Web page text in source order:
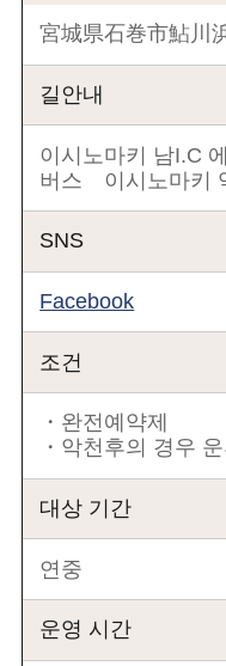
宮城県石巻市鮎川
길안내
이시노마키 남I.C
버스 이시노마키
SNS
Facebook
조건
・완전예약제
・악천후의 경우
대상 기간
연중
운영 시간